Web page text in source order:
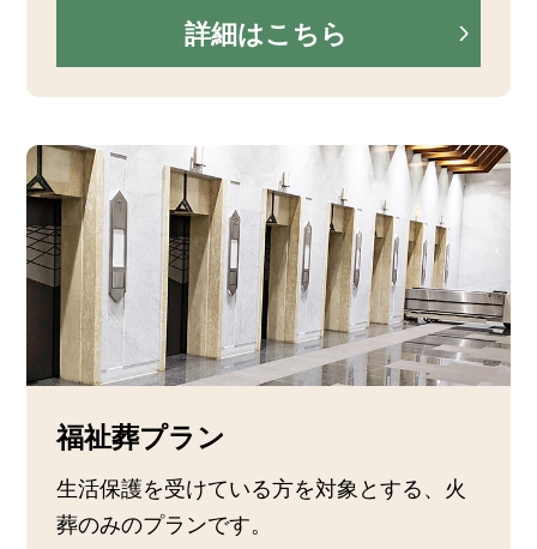
詳細はこちら
福祉葬プラン
生活保護を受けている方を対象とする、火
葬のみのプランです。